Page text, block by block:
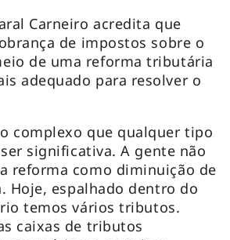
Carneiro acredita que
de impostos sobre o
de uma reforma tributária
adequado para resolver o
complexo que qualquer tipo
significativa. A gente não
reforma como diminuição de
Hoje, espalhado dentro do
temos vários tributos.
caixas de tributos